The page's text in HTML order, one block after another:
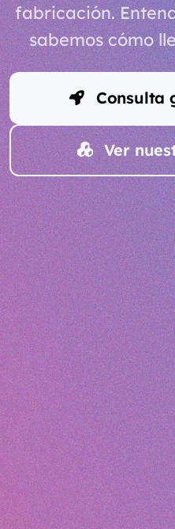
fabricación.
sabemos cómo
Consulta
Ver